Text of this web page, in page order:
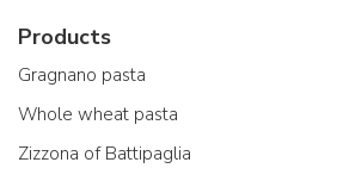
Products
Gragnano pasta
Whole wheat pasta
Zizzona of Battipaglia